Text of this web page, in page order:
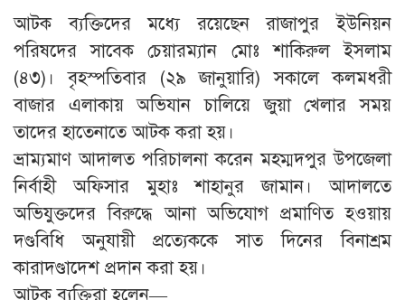
আটক ব্যক্তিদের মধ্যে রয়েছেন রাজাপুর ইউনিয়ন
পরিষদের সাবেক চেয়ারম্যান মোঃ শাকিরুল ইসলাম
(৪৩)। বৃহস্পতিবার (২৯ জানুয়ারি) সকালে কলমধরী
বাজার এলাকায় অভিযান চালিয়ে জুয়া খেলার সময়
তাদের হাতেনাতে আটক করা হয়।
ভ্রাম্যমাণ আদালত পরিচালনা করেন মহম্মদপুর উপজেলা
নির্বাহী অফিসার মুহাঃ শাহানুর জামান। আদালতে
অভিযুক্তদের বিরুদ্ধে আনা অভিযোগ প্রমাণিত হওয়ায়
দণ্ডবিধি অনুযায়ী প্রত্যেককে সাত দিনের বিনাশ্রম
কারাদণ্ডাদেশ প্রদান করা হয়।
আটক ব্যক্তিরা হলেন—